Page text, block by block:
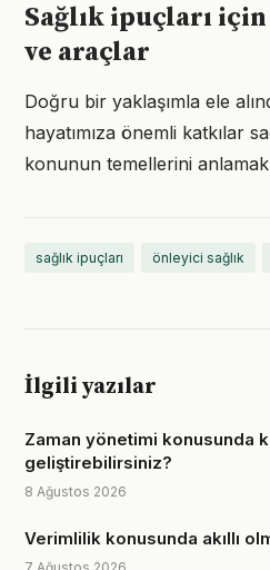
Sağlık ipuçları
ve araçlar
Doğru bir yaklaşımla ele
hayatımıza önemli katkılar
konunun temellerini
sağlık ipuçları önleyici sağlık
İlgili yazılar
Zaman yönetimi konusunda
geliştirebilirsiniz?
8 Ağustos 2026
Verimlilik konusunda akıllı